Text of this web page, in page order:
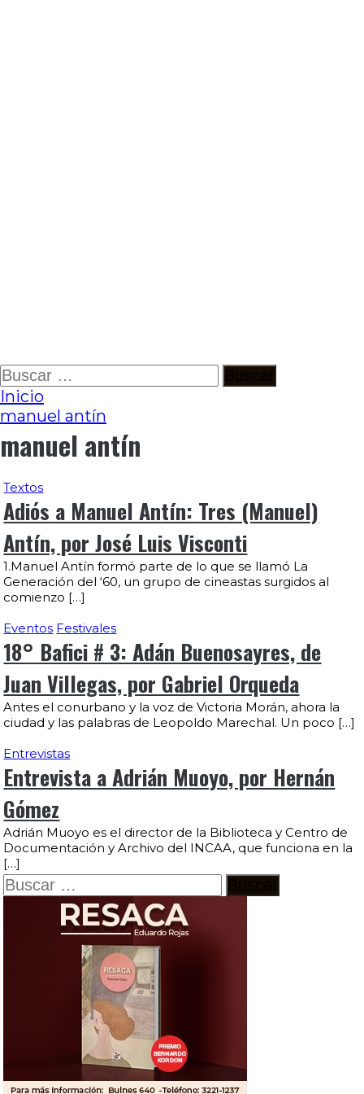
Ir
al
contenido
Buscar:
Inicio
manuel antín
manuel antín
Textos
Adiós a Manuel Antín: Tres (Manuel)
Antín, por José Luis Visconti
1.Manuel Antín formó parte de lo que se llamó La
Generación del ‘60, un grupo de cineastas surgidos al
comienzo […]
Eventos Festivales
18° Bafici # 3: Adán Buenosayres, de
Juan Villegas, por Gabriel Orqueda
Antes el conurbano y la voz de Victoria Morán, ahora la
ciudad y las palabras de Leopoldo Marechal. Un poco […]
Entrevistas
Entrevista a Adrián Muoyo, por Hernán
Gómez
Adrián Muoyo es el director de la Biblioteca y Centro de
Documentación y Archivo del INCAA, que funciona en la
[…]
Buscar: